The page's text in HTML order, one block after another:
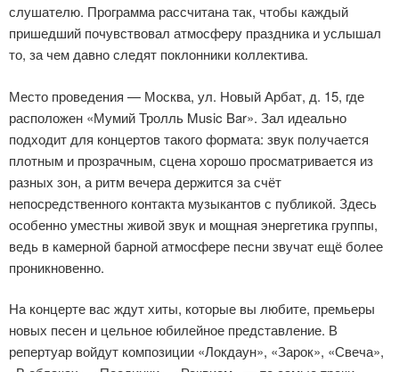
слушателю. Программа рассчитана так, чтобы каждый
пришедший почувствовал атмосферу праздника и услышал
то, за чем давно следят поклонники коллектива.
Место проведения — Москва, ул. Новый Арбат, д. 15, где
расположен «Мумий Тролль Music Bar». Зал идеально
подходит для концертов такого формата: звук получается
плотным и прозрачным, сцена хорошо просматривается из
разных зон, а ритм вечера держится за счёт
непосредственного контакта музыкантов с публикой. Здесь
особенно уместны живой звук и мощная энергетика группы,
ведь в камерной барной атмосфере песни звучат ещё более
проникновенно.
На концерте вас ждут хиты, которые вы любите, премьеры
новых песен и цельное юбилейное представление. В
репертуар войдут композиции «Локдаун», «Зарок», «Свеча»,